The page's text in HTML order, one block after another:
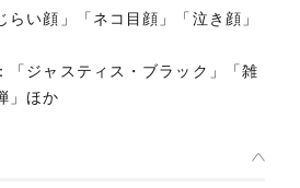
らい顔」「ネコ目顔」「泣き顔」
「ジャスティス・ブラック」「雑
」ほか